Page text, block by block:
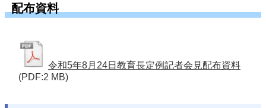
配布資料
令和5年8月24日教育長定例記者会見配布資料
(PDF:2 MB)